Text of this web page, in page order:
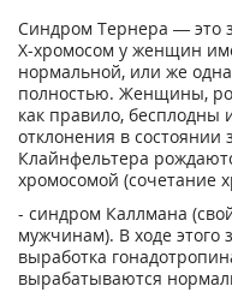
Синдром Тернера — это
Х-хромосом у женщин
нормальной, или же
полностью. Женщины,
как правило, бесплодны
отклонения в
Клайнфельтера
хромосомой (сочетание
- синдром Каллмана
мужчинам). В ходе этого
выработка
вырабатываются